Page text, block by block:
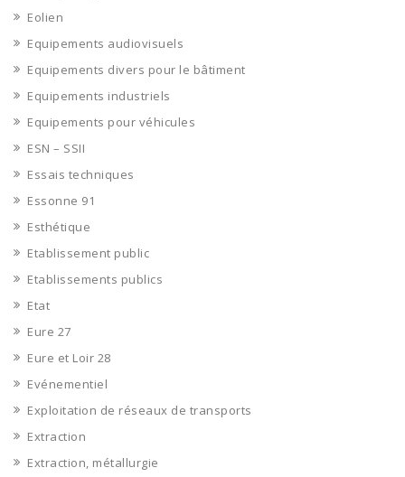
Eolien
Equipements audiovisuels
Equipements divers pour le bâtiment
Equipements industriels
Equipements pour véhicules
ESN – SSII
Essais techniques
Essonne 91
Esthétique
Etablissement public
Etablissements publics
Etat
Eure 27
Eure et Loir 28
Evénementiel
Exploitation de réseaux de transports
Extraction
Extraction, métallurgie